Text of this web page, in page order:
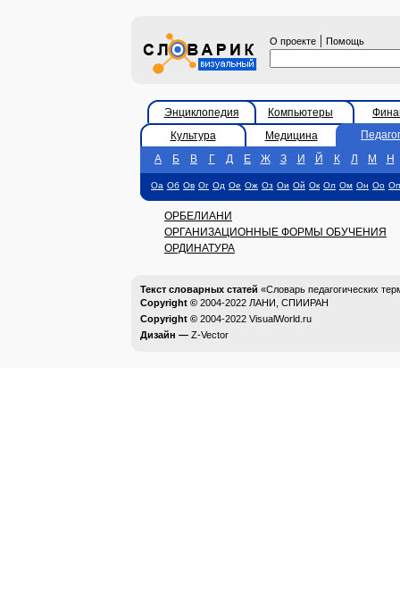
О проекте | Помощь
Энциклопедия Компьютеры
Культура
Медицина
А
Б В Г Д Е Ж З И Й К Л М Н
Оа Об Ов Ог Од Ое Ож Оз Ои Ой Ок Ол Ом Он Оо Оп
ОРБЕЛИАНИ
ОРГАНИЗАЦИОННЫЕ ФОРМЫ ОБУЧЕНИЯ
ОРДИНАТУРА
Текст словарных статей «Словарь педагогических
Copyright © 2004-2022 ЛАНИ, СПИИРАН
Copyright © 2004-2022 VisualWorld.ru
Дизайн — Z-Vector